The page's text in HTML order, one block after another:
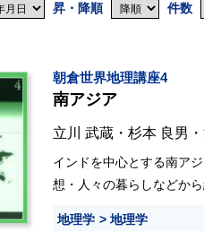
昇・降順 件数
朝倉世界地理講座4
南アジア
立川 武蔵 ・ 杉本 良男 ・
インドを中心とする南ア
想・人々の暮らしなどから
地理学 地理学